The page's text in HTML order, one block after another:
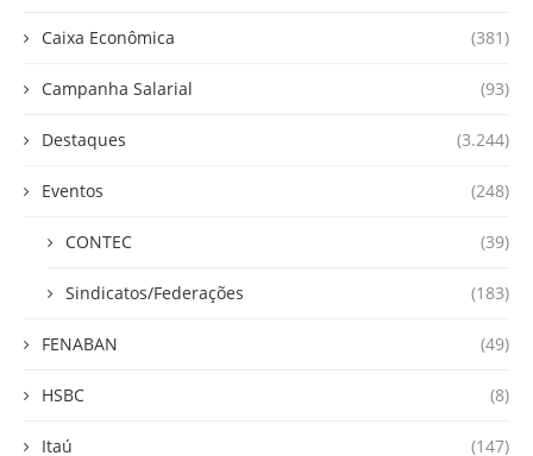
Caixa Econômica (381)
Campanha Salarial (93)
Destaques (3.244)
Eventos (248)
CONTEC (39)
Sindicatos/Federações (183)
FENABAN (49)
HSBC (8)
Itaú (147)